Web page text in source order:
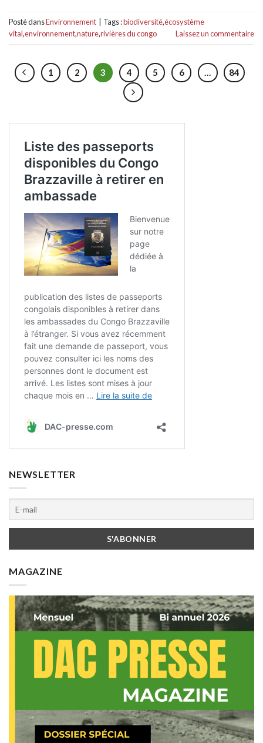
Posté dansEnvironnement Tags :biodiversité,écosystème
vital,environnement,nature,rivières du congo Laissez un commentaire
1 2 3 4 5 6 … 84
NEWSLETTER
MAGAZINE